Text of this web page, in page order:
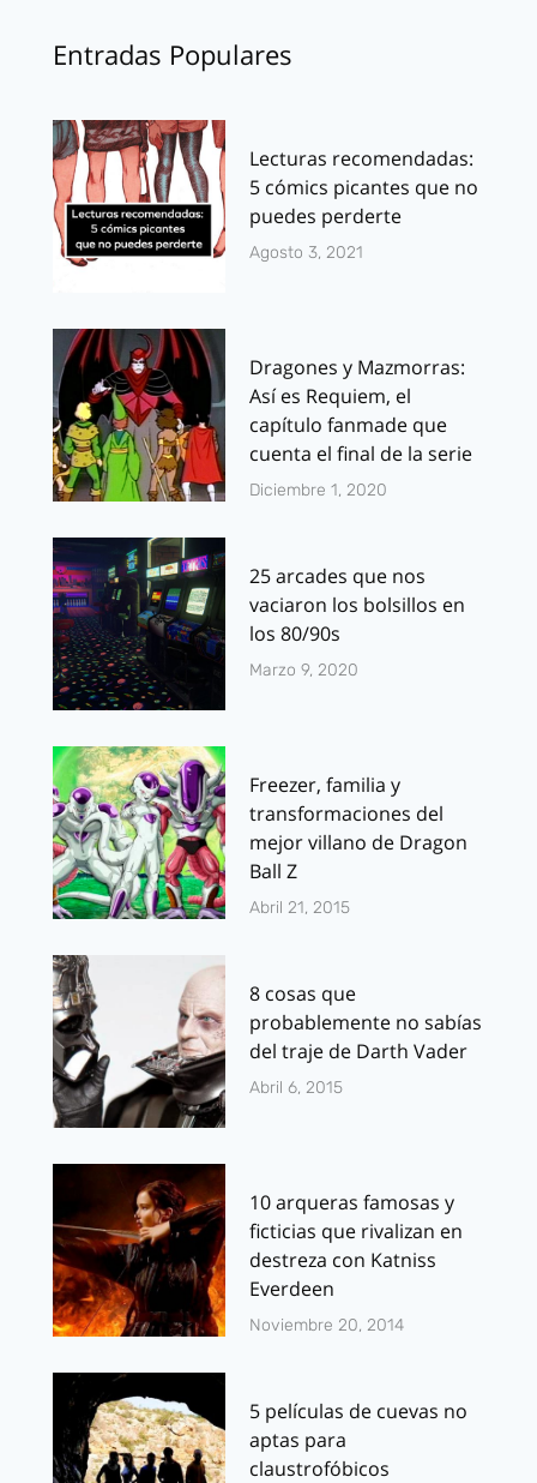
Entradas Populares
Lecturas recomendadas:
5 cómics picantes que no
puedes perderte
Agosto 3, 2021
Dragones y Mazmorras:
Así es Requiem, el
capítulo fanmade que
cuenta el final de la serie
Diciembre 1, 2020
25 arcades que nos
vaciaron los bolsillos en
los 80/90s
Marzo 9, 2020
Freezer, familia y
transformaciones del
mejor villano de Dragon
Ball Z
Abril 21, 2015
8 cosas que
probablemente no sabías
del traje de Darth Vader
Abril 6, 2015
10 arqueras famosas y
ficticias que rivalizan en
destreza con Katniss
Everdeen
Noviembre 20, 2014
5 películas de cuevas no
aptas para
claustrofóbicos